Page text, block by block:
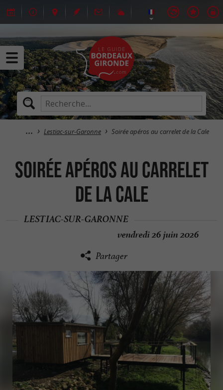
Lestiac-sur-Garonne Soirée apéros au carrelet de la Cale
Soirée apéros au carrelet
de la Cale
LESTIAC-SUR-GARONNE
vendredi 26 juin 2026
Partager